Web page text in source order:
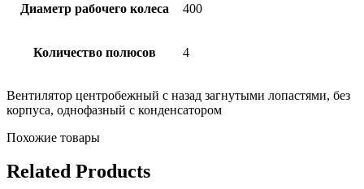
Диаметр рабочего колеса 400
Количество полюсов 4
Вентилятор центробежный с назад загнутыми лопастями, без
корпуса, однофазный с конденсатором
Похожие товары
Related Products